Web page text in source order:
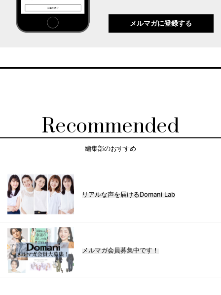
メルマガに登録する
Recommended
編集部のおすすめ
リアルな声を届けるDomani Lab
メルマガ会員募集中です！